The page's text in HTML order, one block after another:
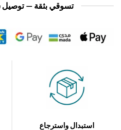
تسوقي بثقة — توصيل
استبدال واسترجاع